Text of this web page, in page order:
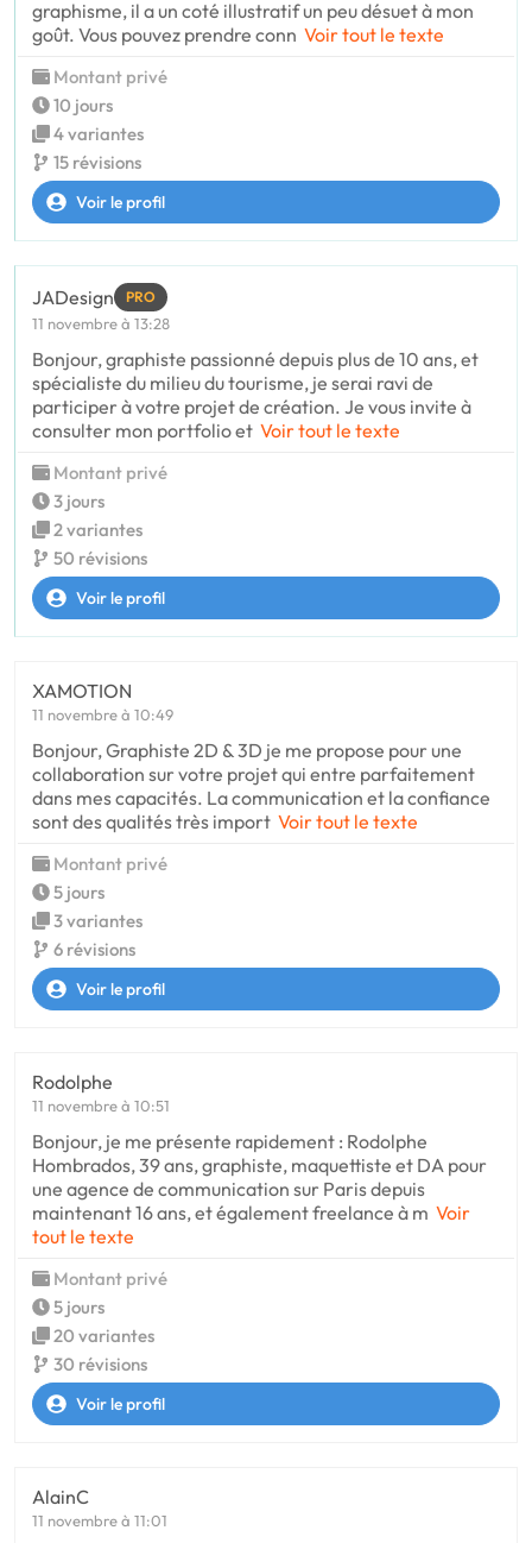
graphisme, il a un coté illustratif un peu désuet à mon
goût. Vous pouvez prendre conn Voir tout le texte
Montant privé
10 jours
4 variantes
15 révisions
Voir le profil
JADesign PRO
11 novembre à 13:28
Bonjour, graphiste passionné depuis plus de 10 ans, et
spécialiste du milieu du tourisme, je serai ravi de
participer à votre projet de création. Je vous invite à
consulter mon portfolio et Voir tout le texte
Montant privé
3 jours
2 variantes
50 révisions
Voir le profil
XAMOTION
11 novembre à 10:49
Bonjour, Graphiste 2D & 3D je me propose pour une
collaboration sur votre projet qui entre parfaitement
dans mes capacités. La communication et la confiance
sont des qualités très import Voir tout le texte
Montant privé
5 jours
3 variantes
6 révisions
Voir le profil
Rodolphe
11 novembre à 10:51
Bonjour, je me présente rapidement : Rodolphe
Hombrados, 39 ans, graphiste, maquettiste et DA pour
une agence de communication sur Paris depuis
maintenant 16 ans, et également freelance à m Voir
tout le texte
Montant privé
5 jours
20 variantes
30 révisions
Voir le profil
AlainC
11 novembre à 11:01